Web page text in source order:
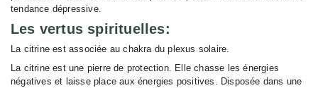
tendance dépressive.
Les vertus spirituelles:
La citrine est associée au chakra du plexus solaire.
La citrine est une pierre de protection. Elle chasse les énergies
négatives et laisse place aux énergies positives. Disposée dans une